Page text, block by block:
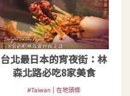
台北最日本的宵夜街：林
森北路必吃8家美食
#Taiwan | 在地頭條